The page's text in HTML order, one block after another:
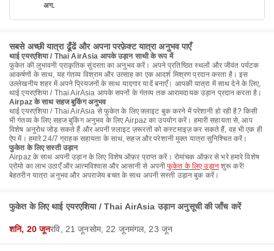
अग.
सबसे अच्छी यात्रा ढूँढें और अपना परफ़ेक्ट यात्रा अनुभव पाएँ
थाई एयरएशिया / Thai AirAsia आपके उड़ान साथी के रूप में
फुकेत की लुभावनी प्राकृतिक सुंदरता का अनुभव करें। अपने प्रतिष्ठित स्थलों और जीवंत पर्यटक
आकर्षणों के साथ, यह गंतव्य विश्राम और उत्साह का एक आदर्श मिश्रण प्रदान करता है। इस
उल्लेखनीय शहर में अपने प्रियजनों के साथ यादगार यादें बनाएँ। आपकी यात्रा में साथ देने के लिए,
थाई एयरएशिया / Thai AirAsia आपके सपनों के गंतव्य तक आरामदायक उड़ान प्रदान करता है।
Airpaz के साथ सहज बुकिंग अनुभव
थाई एयरएशिया / Thai AirAsia से फुकेत के लिए फ़्लाइट बुक करने में परेशानी हो रही है? किसी
भी गंतव्य के लिए सहज बुकिंग अनुभव के लिए Airpaz का उपयोग करें। हमारी सहायता से, आप
विशेष अनुरोध जोड़ सकते हैं और अपनी फ़्लाइट ज़रूरतों को कस्टमाइज़ कर सकते हैं, वह भी एक ही
ऐप में। हमारे 24/7 ग्राहक सहायता के साथ, सहज और परेशानी मुक्त यात्रा सुनिश्चित करें।
फुकेत के लिए सस्ती उड़ान
Airpaz के साथ अपनी उड़ान के लिए विशेष ऑफ़र प्राप्त करें। रोमांचक ऑफ़र से भरे हमारे विशेष
प्रोमो का लाभ उठाएँ और आत्मविश्वास और आसानी से अपनीफुकेत के लिए उड़ानशुरू करें!
बेहतरीन यात्रा अनुभव और अपराजेय बचत के साथ अपनी सस्ती उड़ान बुक करें।
फुकेत के लिए थाई एयरएशिया / Thai AirAsia उड़ान अनुसूची की जाँच करें
शनि, 20 जूनरवि, 21 जूनसोम, 22 जूनमंगल, 23 जून